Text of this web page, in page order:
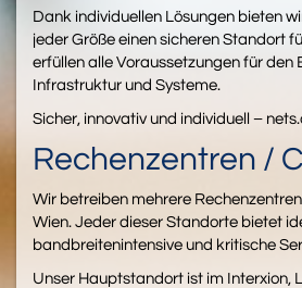
Dank individuellen Lösungen bieten
jeder Größe einen sicheren Standort
erfüllen alle Voraussetzungen für den
Infrastruktur und Systeme.
Sicher, innovativ und individuell –
Rechenzentren /
Wir betreiben mehrere
Wien. Jeder dieser Standorte bietet
bandbreitenintensive und kritische
Unser Hauptstandort ist im Interxion,